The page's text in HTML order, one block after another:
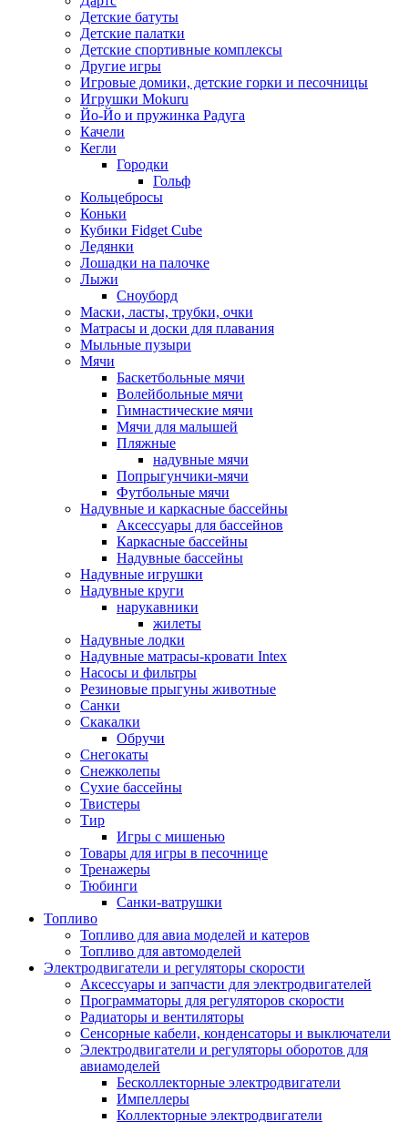
Детские батуты
Детские палатки
Детские спортивные комплексы
Другие игры
Игровые домики, детские горки и песочницы
Игрушки Mokuru
Йо-Йо и пружинка Радуга
Качели
Кегли
Городки
Гольф
Кольцебросы
Коньки
Кубики Fidget Cube
Ледянки
Лошадки на палочке
Лыжи
Сноуборд
Маски, ласты, трубки, очки
Матрасы и доски для плавания
Мыльные пузыри
Мячи
Баскетбольные мячи
Волейбольные мячи
Гимнастические мячи
Мячи для малышей
Пляжные
надувные мячи
Попрыгунчики-мячи
Футбольные мячи
Надувные и каркасные бассейны
Аксессуары для бассейнов
Каркасные бассейны
Надувные бассейны
Надувные игрушки
Надувные круги
нарукавники
жилеты
Надувные лодки
Надувные матрасы-кровати Intex
Насосы и фильтры
Резиновые прыгуны животные
Санки
Скакалки
Обручи
Снегокаты
Снежколепы
Сухие бассейны
Твистеры
Тир
Игры с мишенью
Товары для игры в песочнице
Тренажеры
Тюбинги
Санки-ватрушки
Топливо
Топливо для авиа моделей и катеров
Топливо для автомоделей
Электродвигатели и регуляторы скорости
Аксессуары и запчасти для электродвигателей
Программаторы для регуляторов скорости
Радиаторы и вентиляторы
Сенсорные кабели, конденсаторы и выключатели
Электродвигатели и регуляторы оборотов для
авиамоделей
Бесколлекторные электродвигатели
Импеллеры
Коллекторные электродвигатели